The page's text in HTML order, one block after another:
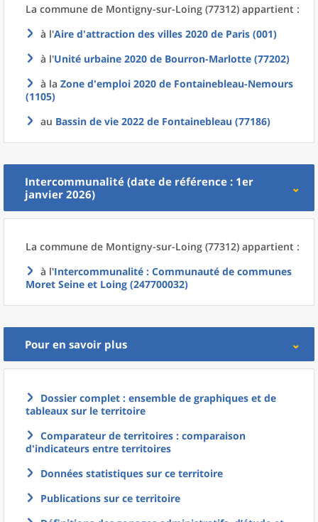
La commune de Montigny-sur-Loing (77312) appartient :
à l'Aire d'attraction des villes 2020 de Paris (001)
à l'Unité urbaine 2020 de Bourron-Marlotte (77202)
à la Zone d'emploi 2020 de Fontainebleau-Nemours
(1105)
au Bassin de vie 2022 de Fontainebleau (77186)
Intercommunalité (date de référence : 1er
janvier 2026)
La commune de Montigny-sur-Loing (77312) appartient :
à l'Intercommunalité : Communauté de communes
Moret Seine et Loing (247700032)
Pour en savoir plus
Dossier complet : ensemble de graphiques et de
tableaux sur le territoire
Comparateur de territoires : comparaison
d'indicateurs entre territoires
Données statistiques sur ce territoire
Publications sur ce territoire